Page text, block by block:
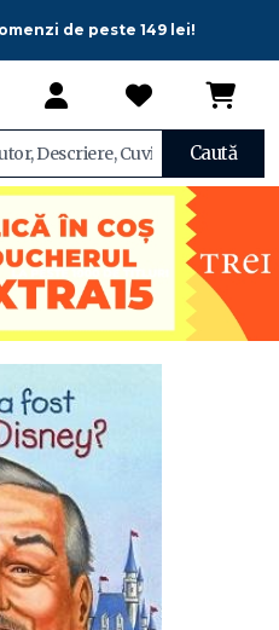
de peste 149 lei!
Caută